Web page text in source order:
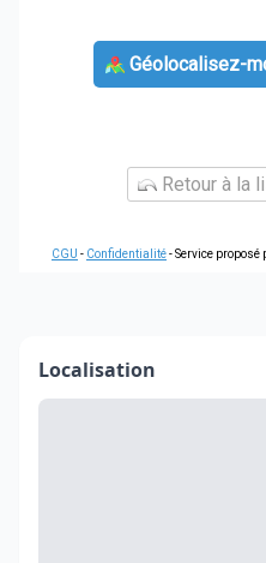
Géolocalisez-
Retour à la
CGU - Confidentialité- Service proposé
Localisation